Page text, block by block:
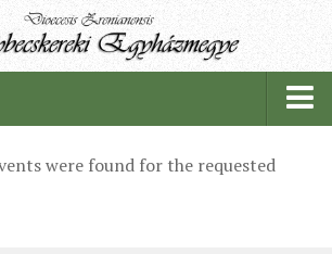
were found for the requested